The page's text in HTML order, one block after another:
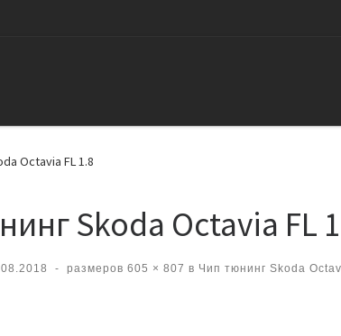
Octavia FL 1.8
Skoda Octavia FL
- размеров 605 × 807 в Чип тюнинг Skoda